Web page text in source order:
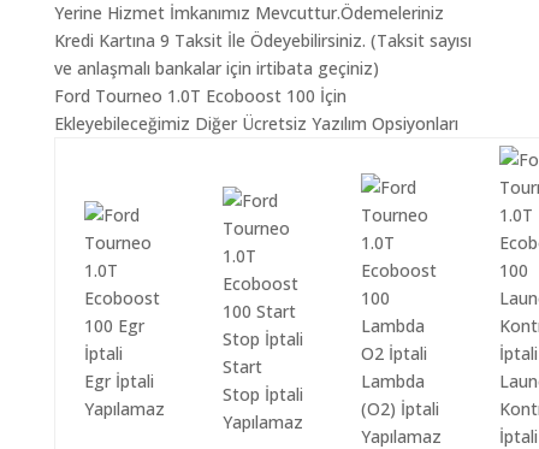
Yerine Hizmet İmkanımız Mevcuttur.Ödemeleriniz
Kredi Kartına 9 Taksit İle Ödeyebilirsiniz. (Taksit sayısı
ve anlaşmalı bankalar için irtibata geçiniz)
Ford Tourneo 1.0T Ecoboost 100 İçin
Ekleyebileceğimiz Diğer Ücretsiz Yazılım Opsiyonları
Egr İptali
Yapılamaz
Start
Stop İptali
Yapılamaz
Lambda
(O2) İptali
Yapılamaz
İptali